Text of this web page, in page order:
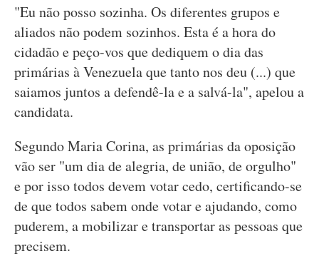
"Eu não posso sozinha. Os diferentes grupos e
aliados não podem sozinhos. Esta é a hora do
cidadão e peço-vos que dediquem o dia das
primárias à Venezuela que tanto nos deu (...) que
saiamos juntos a defendê-la e a salvá-la", apelou a
candidata.
Segundo Maria Corina, as primárias da oposição
vão ser "um dia de alegria, de união, de orgulho"
e por isso todos devem votar cedo, certificando-se
de que todos sabem onde votar e ajudando, como
puderem, a mobilizar e transportar as pessoas que
precisem.